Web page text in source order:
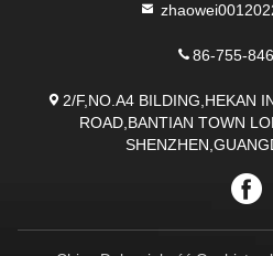
86-755-
2/F,NO.A4 BILDING,HEKAN
ROAD,BANTIAN TOWN